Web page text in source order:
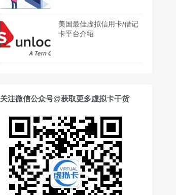
美国最佳虚拟信用卡/借记
卡平台介绍
关注微信公众号@获取更多虚拟卡干货